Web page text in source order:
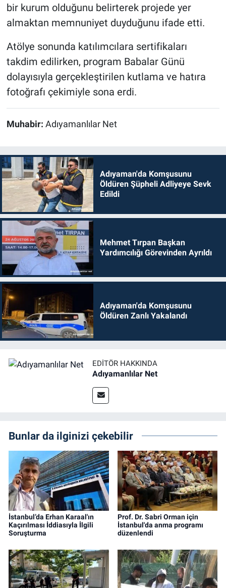
bir kurum olduğunu belirterek projede yer
almaktan memnuniyet duyduğunu ifade etti.
Atölye sonunda katılımcılara sertifikaları
takdim edilirken, program Babalar Günü
dolayısıyla gerçekleştirilen kutlama ve hatıra
fotoğrafı çekimiyle sona erdi.
Muhabir: Adıyamanlılar Net
Adıyaman'da Komşusunu
Öldüren Şüpheli Adliyeye Sevk
Edildi
Mehmet Tırpan Başkan
Yardımcılığı Görevinden Ayrıldı
Adıyaman'da Komşusunu
Öldüren Zanlı Yakalandı
EDITÖR HAKKINDA
Adıyamanlılar Net
Bunlar da ilginizi çekebilir
İstanbul’da Erhan Karaal'ın
Kaçırılması İddiasıyla İlgili
Soruşturma
Prof. Dr. Sabri Orman için
İstanbul'da anma programı
düzenlendi